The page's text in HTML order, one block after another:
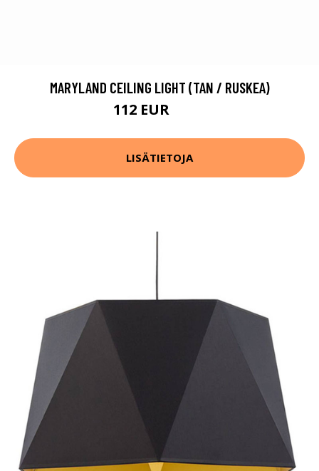
MARYLAND CEILING LIGHT (TAN / RUSKEA)
112 EUR
LISÄTIETOJA